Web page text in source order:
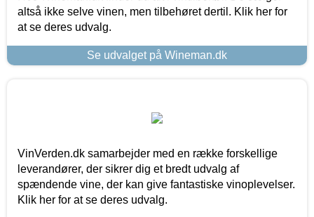
altså ikke selve vinen, men tilbehøret dertil. Klik her for
at se deres udvalg.
Se udvalget på Wineman.dk
VinVerden.dk samarbejder med en række forskellige
leverandører, der sikrer dig et bredt udvalg af
spændende vine, der kan give fantastiske vinoplevelser.
Klik her for at se deres udvalg.